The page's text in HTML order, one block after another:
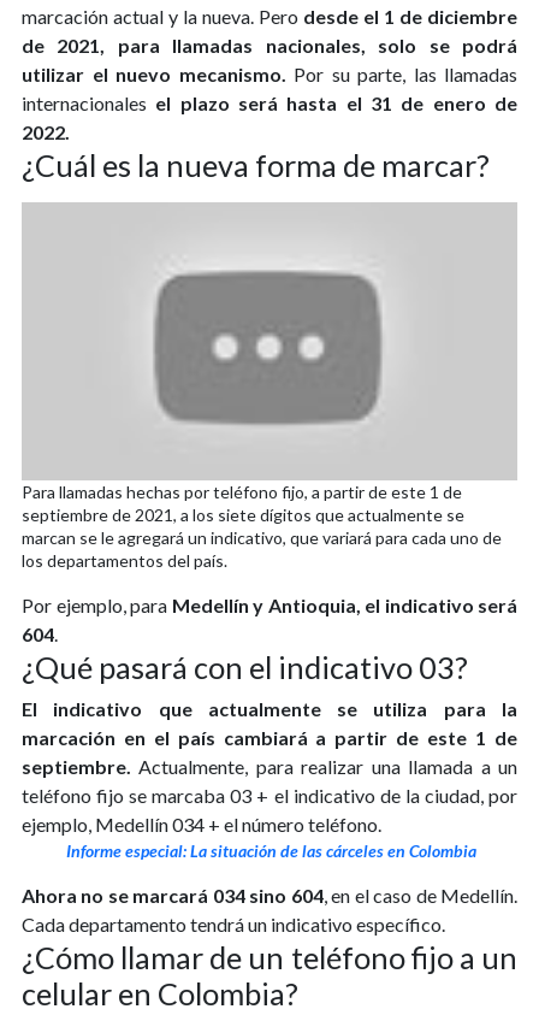
marcación actual y la nueva. Pero desde el 1 de diciembre
de 2021, para llamadas nacionales, solo se podrá
utilizar el nuevo mecanismo.
Por su parte, las llamadas
internacionales el plazo será hasta el 31 de enero de
2022.
¿Cuál es la nueva forma de marcar?
Para llamadas hechas por teléfono fijo, a partir de este 1 de
septiembre de 2021, a los siete dígitos que actualmente se
marcan se le agregará un indicativo, que variará para cada uno de
los departamentos del país.
Por ejemplo, para Medellín y Antioquia, el indicativo será
604.
¿Qué pasará con el indicativo 03?
El indicativo que actualmente se utiliza para la
marcación en el país cambiará a partir de este 1 de
septiembre. Actualmente, para realizar una llamada a un
teléfono fijo se marcaba 03 + el indicativo de la ciudad, por
ejemplo, Medellín 034 + el número teléfono.
Informe especial: La situación de las cárceles en Colombia
Ahora no se marcará 034 sino 604, en el caso de Medellín.
Cada departamento tendrá un indicativo específico.
¿Cómo llamar de un teléfono fijo a un
celular en Colombia?